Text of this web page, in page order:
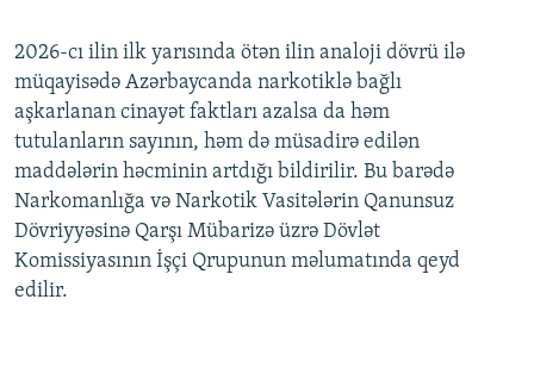
2026-cı ilin ilk yarısında ötən ilin analoji dövrü ilə
müqayisədə Azərbaycanda narkotiklə bağlı
aşkarlanan cinayət faktları azalsa da həm
tutulanların sayının, həm də müsadirə edilən
maddələrin həcminin artdığı bildirilir. Bu barədə
Narkomanlığa və Narkotik Vasitələrin Qanunsuz
Dövriyyəsinə Qarşı Mübarizə üzrə Dövlət
Komissiyasının İşçi Qrupunun məlumatında qeyd
edilir.